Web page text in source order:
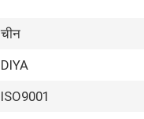
चीन
DIYA
ISO9001